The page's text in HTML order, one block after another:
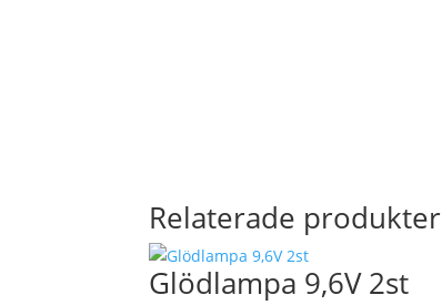
Relaterade produkter
Glödlampa 9,6V 2st